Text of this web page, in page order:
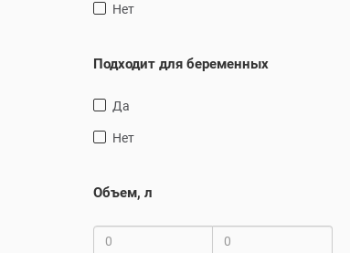
Нет
Подходит для беременных
Да
Нет
Объем, л